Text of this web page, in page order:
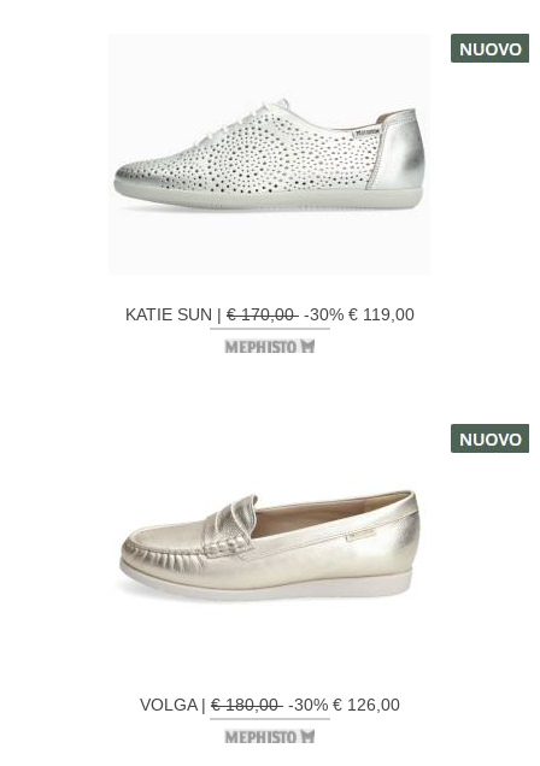
KATIE SUN | € 170,00-30% € 119,00
VOLGA | € 180,00-30% € 126,00